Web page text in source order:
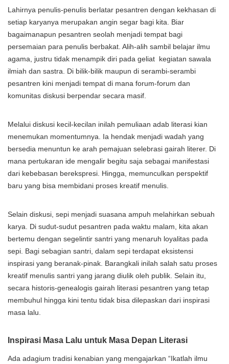
Lahirnya penulis-penulis berlatar pesantren dengan kekhasan di
setiap karyanya merupakan angin segar bagi kita. Biar
bagaimanapun pesantren seolah menjadi tempat bagi
persemaian para penulis berbakat. Alih-alih sambil belajar ilmu
agama, justru tidak menampik diri pada geliat kegiatan sawala
ilmiah dan sastra. Di bilik-bilik maupun di serambi-serambi
pesantren kini menjadi tempat di mana forum-forum dan
komunitas diskusi berpendar secara masif.
Melalui diskusi kecil-kecilan inilah pemuliaan adab literasi kian
menemukan momentumnya. Ia hendak menjadi wadah yang
bersedia menuntun ke arah pemajuan selebrasi gairah literer. Di
mana pertukaran ide mengalir begitu saja sebagai manifestasi
dari kebebasan berekspresi. Hingga, memunculkan perspektif
baru yang bisa membidani proses kreatif menulis.
Selain diskusi, sepi menjadi suasana ampuh melahirkan sebuah
karya. Di sudut-sudut pesantren pada waktu malam, kita akan
bertemu dengan segelintir santri yang menaruh loyalitas pada
sepi. Bagi sebagian santri, dalam sepi terdapat eksistensi
inspirasi yang beranak-pinak. Barangkali inilah salah satu proses
kreatif menulis santri yang jarang diulik oleh publik. Selain itu,
secara historis-genealogis gairah literasi pesantren yang tetap
membuhul hingga kini tentu tidak bisa dilepaskan dari inspirasi
masa lalu.
Inspirasi Masa Lalu untuk Masa Depan Literasi
Ada adagium tradisi kenabian yang mengajarkan “Ikatlah ilmu